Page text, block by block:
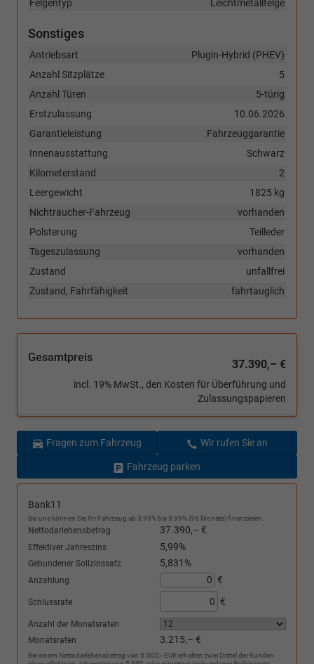
Leichtmetallfelge
Felgentyp
Sonstiges
Plugin-Hybrid (PHEV)
Antriebsart
5
Anzahl Sitzplätze
5-türig
Anzahl Türen
10.06.2026
Erstzulassung
Fahrzeuggarantie
Garantieleistung
Schwarz
Innenausstattung
2
Kilometerstand
1825 kg
Leergewicht
vorhanden
Nichtraucher-Fahrzeug
Teilleder
Polsterung
vorhanden
Tageszulassung
unfallfrei
Zustand
fahrtauglich
Zustand, Fahrfähigkeit
Gesamtpreis
37.390,– €
incl. 19% MwSt., den Kosten für Überführung und
Zulassungspapieren
Fragen zum Fahrzeug Wir rufen Sie an
Fahrzeug parken
Bank11
Bei uns können Sie Ihr Fahrzeug ab 3,99% bis 5,99% (96 Monate) finanzieren.
Nettodarlehensbetrag 37.390,– €
Effektiver Jahreszins 5,99%
Gebundener Sollzinssatz 5,831%
Anzahlung €
Schlussrate €
Anzahl der Monatsraten
Monatsraten
3.215,– €
Bei einem Nettodarlehensbetrag von 5.000,- EUR erhalten zwei Drittel der Kunden